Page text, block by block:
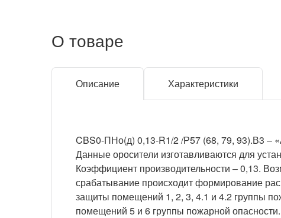
О товаре
Описание Характеристики
CBS0-ПНо(д) 0,13-R1/2 /Р57 (68, 79, 93).В3 –
Данные оросители изготавливаются для
Коэффициент производительности – 0,13.
срабатывание происходит формирование
защиты помещений 1, 2, 3, 4.1 и 4.2 группы
помещений 5 и 6 группы пожарной опасности.